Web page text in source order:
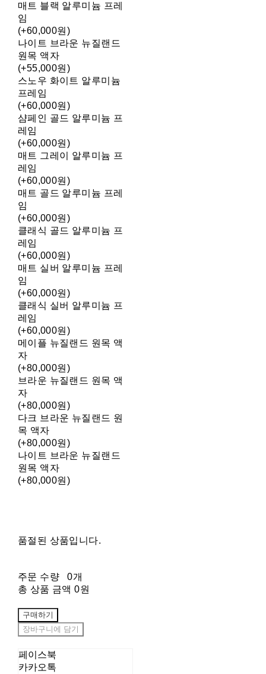
매트 블랙 알루미늄 프레
임
(+60,000원)
나이트 브라운 뉴질랜드
원목 액자
(+55,000원)
스노우 화이트 알루미늄
프레임
(+60,000원)
샴페인 골드 알루미늄 프
레임
(+60,000원)
매트 그레이 알루미늄 프
레임
(+60,000원)
매트 골드 알루미늄 프레
임
(+60,000원)
클래식 골드 알루미늄 프
레임
(+60,000원)
매트 실버 알루미늄 프레
임
(+60,000원)
클래식 실버 알루미늄 프
레임
(+60,000원)
메이플 뉴질랜드 원목 액
자
(+80,000원)
브라운 뉴질랜드 원목 액
자
(+80,000원)
다크 브라운 뉴질랜드 원
목 액자
(+80,000원)
나이트 브라운 뉴질랜드
원목 액자
(+80,000원)
품절된 상품입니다.
주문 수량
0개
총 상품 금액 0원
구매하기
장바구니에 담기
페이스북
카카오톡